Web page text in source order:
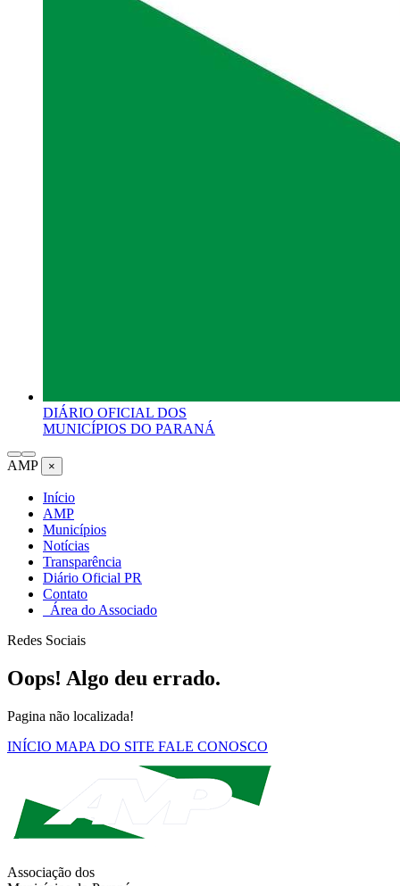
DIÁRIO OFICIAL DOS
MUNICÍPIOS DO PARANÁ
AMP ×
Início
AMP
Municípios
Notícias
Transparência
Diário Oficial PR
Contato
Área do Associado
Redes Sociais
Oops! Algo deu errado.
Pagina não localizada!
INÍCIO MAPA DO SITE FALE CONOSCO
Associação dos